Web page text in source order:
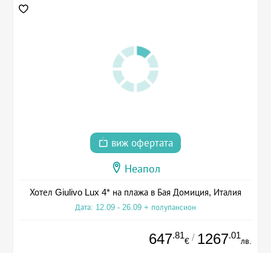
виж офертата
Неапол
Хотел Giulivo Lux 4* на плажа в Бая Домиция, Италия
Дата: 12.09 - 26.09 + полупансион
647.81
€ / 1267.01
лв.